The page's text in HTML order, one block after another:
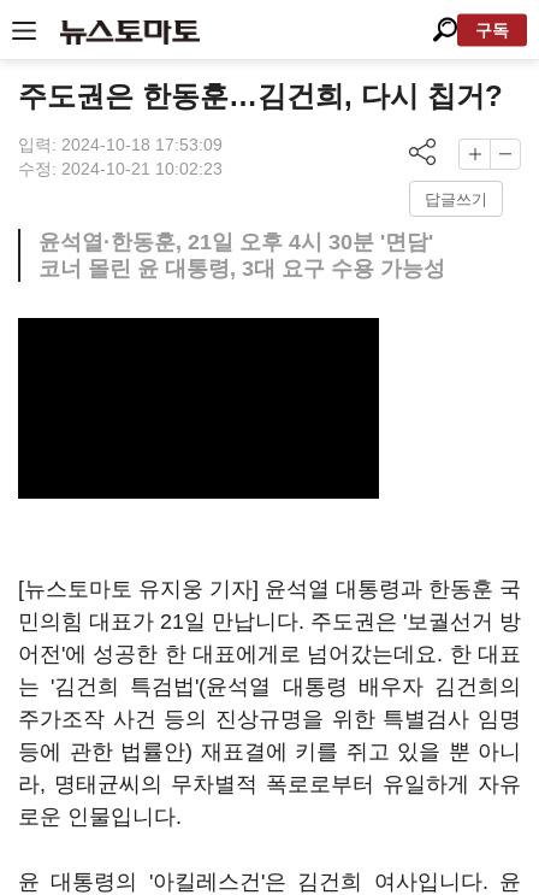
구독
주도권은 한동훈…김건희, 다시 칩거?
입력: 2024-10-18 17:53:09
수정: 2024-10-21 10:02:23
답글쓰기
윤석열·한동훈, 21일 오후 4시 30분 '면담'
코너 몰린 윤 대통령, 3대 요구 수용 가능성
[뉴스토마토 유지웅 기자] 윤석열 대통령과 한동훈 국
민의힘 대표가 21일 만납니다. 주도권은 '보궐선거 방
어전'에 성공한 한 대표에게로 넘어갔는데요. 한 대표
는 '김건희 특검법'(윤석열 대통령 배우자 김건희의
주가조작 사건 등의 진상규명을 위한 특별검사 임명
등에 관한 법률안) 재표결에 키를 쥐고 있을 뿐 아니
라, 명태균씨의 무차별적 폭로로부터 유일하게 자유
로운 인물입니다.
윤 대통령의 '아킬레스건'은 김건희 여사입니다. 윤